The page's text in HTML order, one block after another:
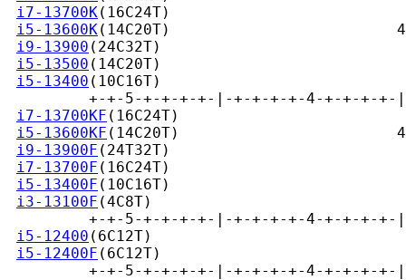
i7-13700K(16C24T)
i5-13600K(14C20T)
i9-13900 (24C32T)
i5-13500 (14C20T)
i5-13400 (10C16T)
+-+-5-+-+-+-+-|-+-+-+-+-4-+-+-+-
i7-13700KF (16C24T)
i5-13600KF (14C20T)
i9-13900F (24T32T)
i7-13700F (16C24T)
i5-13400F (10C16T)
i3-13100F (4C8T)
+-+-5-+-+-+-+-|-+-+-+-+-4-+-+-+-
i5-12400 (6C12T)
i5-12400F (6C12T)
+-+-5-+-+-+-+-|-+-+-+-+-4-+-+-+-